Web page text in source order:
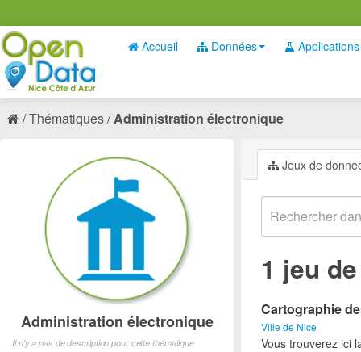
Accueil Données Applications
Thématiques Administration électronique
Jeux de
1 jeu
Cartographie
Ville de Nice
Vous trouverez ici
Administration électronique
Il n'y a pas de description pour cette thématique